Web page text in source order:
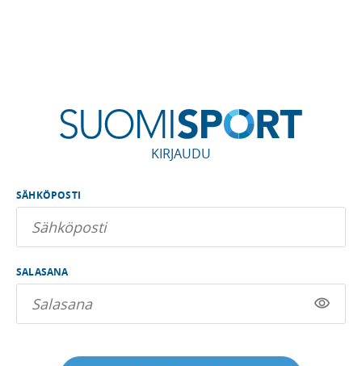
KIRJAUDU
SÄHKÖPOSTI
SALASANA